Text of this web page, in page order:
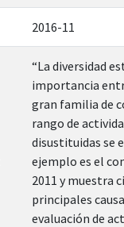
2016-11
“La diversidad
importancia
gran familia de
rango de
disustituidas se
ejemplo es el
2011 y muestra
principales
evaluación de